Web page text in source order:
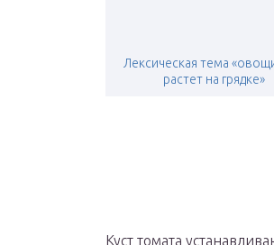
Лексическая тема
растет на грядке»
Куст томата